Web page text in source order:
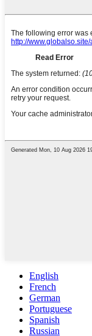
English
French
German
Portuguese
Spanish
Russian